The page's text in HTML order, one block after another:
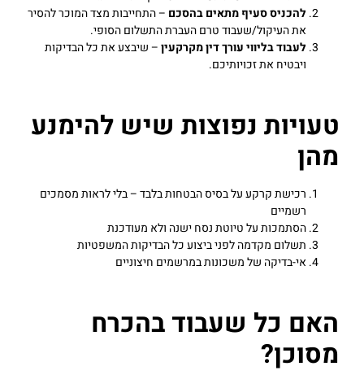
להכניס סעיף מתאים בהסכם – התחייבות מצד המוכר להסיר
את העיקול/שעבוד טרם העברת התשלום הסופי.
לעבוד בליווי עורך דין מקרקעין– שיבצע את כל הבדיקות
ויבטיח את זכויותיכם.
טעויות נפוצות שיש להימנע
מהן
רכישת קרקע על בסיס הבטחות בלבד – בלי לראות מסמכים
רשמיים
הסתמכות על טיוטת נסח ישנה ולא מעודכנת
תשלום מקדמה לפני ביצוע כל הבדיקות המשפטיות
אי-בדיקה של משכונות במרשמים חיצוניים
האם כל שעבוד בהכרח
מסוכן?